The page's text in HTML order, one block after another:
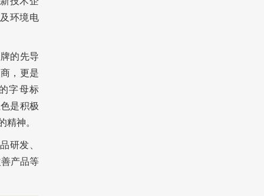
环境电
的先导
，更是
字母标
是积极
精神。
研发、
产品等